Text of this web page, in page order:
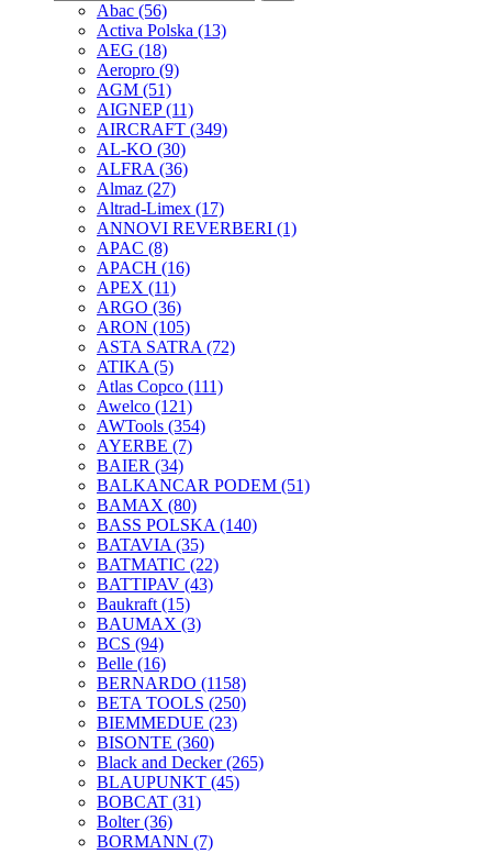
Abac (56)
Activa Polska (13)
AEG (18)
Aeropro (9)
AGM (51)
AIGNEP(11)
AIRCRAFT (349)
AL-KO (30)
ALFRA (36)
Almaz (27)
Altrad-Limex (17)
ANNOVI REVERBERI (1)
APAC (8)
APACH (16)
APEX (11)
ARGO (36)
ARON (105)
ASTA SATRA (72)
ATIKA (5)
Atlas Copco (111)
Awelco (121)
AWTools (354)
AYERBE (7)
BAIER (34)
BALKANCAR PODEM (51)
BAMAX (80)
BASS POLSKA (140)
BATAVIA (35)
BATMATIC (22)
BATTIPAV (43)
Baukraft (15)
BAUMAX (3)
BCS (94)
Belle (16)
BERNARDO (1158)
BETA TOOLS (250)
BIEMMEDUE (23)
BISONTE (360)
Black and Decker(265)
BLAUPUNKT (45)
BOBCAT (31)
Bolter(36)
BORMANN (7)